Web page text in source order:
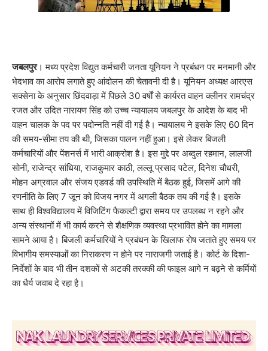
जबलपुर। मध्य प्रदेश विद्युत कर्मचारी जनता यूनियन ने प्रबंधन पर मनमानी और
भेदभाव का आरोप लगाते हुए आंदोलन की चेतावनी दी है। यूनियन अध्यक्ष आरएस
सक्सेना के अनुसार छिंदवाड़ा में पिछले 30 वर्षों से कार्यरत वाहन क्लीनर रामचंद्र
रजत और उदित नारायण सिंह को उच्च न्यायालय जबलपुर के आदेश के बाद भी
वाहन चालक के पद पर पदोन्नति नहीं दी गई है। न्यायालय ने इसके लिए 60 दिन
की समय-सीमा तय की थी, जिसका पालन नहीं हुआ। इसे लेकर बिजली
कर्मचारियों और पेंशनर्स में भारी आक्रोश है। इस मुद्दे पर अब्दुल रहमान, लालजी
सोनी, राजेन्द्र सांधिया, राजकुमार काठी, लल्लू प्रसाद पटेल, दिनेश चौधरी,
मोहन अग्रवाल और संजय एडवर्ड की उपस्थिति में बैठक हुई, जिसमें आगे की
रणनीति के लिए 7 जून को विजय नगर में अगली बैठक तय की गई है। इसके
साथ ही विश्वविद्यालय में विजिटिंग फैकल्टी द्वारा समय पर उपलब्ध न रहने और
अन्य संस्थानों में भी कार्य करने से शैक्षणिक व्यवस्था प्रभावित होने का मामला
सामने आया है। बिजली कर्मचारियों ने प्रबंधन के खिलाफ रोष जताते हुए समय पर
विभागीय समस्याओं का निराकरण न होने पर नाराजगी जताई है। कोर्ट के दिशा-
निर्देशों के बाद भी तीन दशकों से अटकी तरक्की की फाइल आगे न बढ़ने से कर्मियों
का धैर्य जवाब दे रहा है।